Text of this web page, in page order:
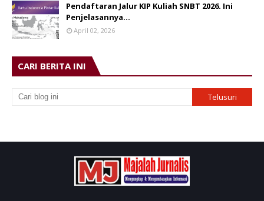
Pendaftaran Jalur KIP Kuliah SNBT 2026. Ini
Penjelasannya…
April 02, 2026
CARI BERITA INI